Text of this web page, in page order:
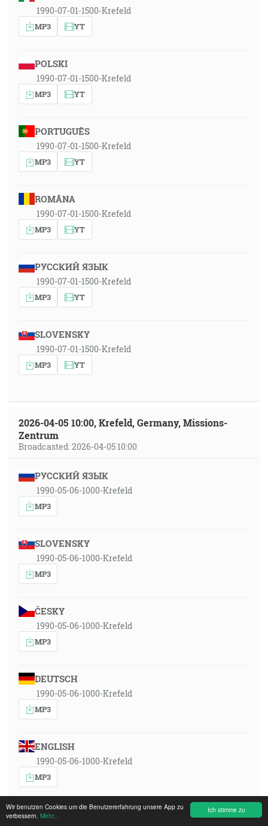
Ich stimme zu
Wir benutzen Cookies um die Benutzererfahrung unsere App zu
verbessern. Mehr...
1990-07-01-1500-Krefeld
MP3 YT
POLSKI
1990-07-01-1500-Krefeld
MP3 YT
PORTUGUÊS
1990-07-01-1500-Krefeld
MP3 YT
ROMÂNA
1990-07-01-1500-Krefeld
MP3 YT
РУССКИЙ ЯЗЫК
1990-07-01-1500-Krefeld
MP3 YT
SLOVENSKY
1990-07-01-1500-Krefeld
MP3 YT
2026-04-05 10:00, Krefeld, Germany, Missions-
Zentrum
Broadcasted: 2026-04-05 10:00
РУССКИЙ ЯЗЫК
1990-05-06-1000-Krefeld
MP3
SLOVENSKY
1990-05-06-1000-Krefeld
MP3
ČESKY
1990-05-06-1000-Krefeld
MP3
DEUTSCH
1990-05-06-1000-Krefeld
MP3
ENGLISH
1990-05-06-1000-Krefeld
MP3
ESPAÑOL